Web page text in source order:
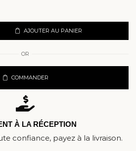
AJOUTER AU PANIER
OR
COMMANDER
À LA RÉCEPTION
confiance, payez à la livraison.